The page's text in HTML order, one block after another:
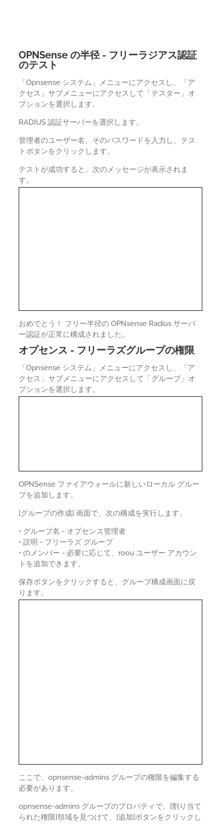
OPNSense の半径 - フリーラジアス認証
のテスト
「Opnsense システム」メニューにアクセスし、「ア
クセス」サブメニューにアクセスして「テスター」オ
プションを選択します。
RADIUS 認証サーバーを選択します。
管理者のユーザー名、そのパスワードを入力し、テス
トボタンをクリックします。
テストが成功すると、次のメッセージが表示されま
す。
おめでとう！ フリー半径の OPNsense Radius サーバ
ー認証が正常に構成されました。
オプセンス - フリーラズグループの権限
「Opnsense システム」メニューにアクセスし、「ア
クセス」サブメニューにアクセスして「グループ」オ
プションを選択します。
OPNSense ファイアウォールに新しいローカル グルー
プを追加します。
[グループの作成] 画面で、次の構成を実行します。
• グループ名 - オプセンス管理者
• 説明 - フリーラズ グループ
• のメンバー - 必要に応じて、roou ユーザー アカウン
トを追加できます。
保存ボタンをクリックすると、グループ構成画面に戻
ります。
ここで、opnsense-admins グループの権限を編集する
必要があります。
opnsense-admins グループのプロパティで、[割り当て
られた権限]領域を見つけて、[追加]ボタンをクリックし